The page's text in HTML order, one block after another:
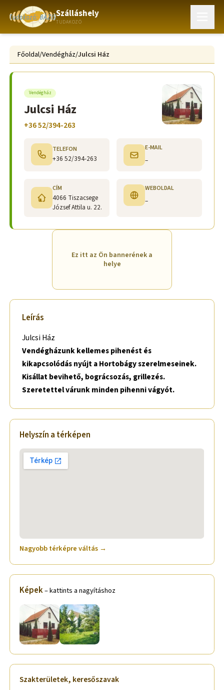
Szálláshely
TUDAKOZÓ
Főoldal/Vendégház/Julcsi Ház
Vendégház
Julcsi Ház
+36 52/394-263
TELEFON
+36 52/394-263
E-MAIL
–
CÍM
4066 Tiszacsege
József Attila u. 22.
WEBOLDAL
–
Ez itt az Ön bannerének a
helye
Leírás
Julcsi Ház
Vendégházunk kellemes pihenést és
kikapcsolódás nyújt a Hortobágy szerelmeseinek.
Kisállat bevihető, bográcsozás, grillezés.
Szeretettel várunk minden pihenni vágyót.
Helyszín a térképen
Nagyobb térképre váltás →
Képek– kattints a nagyításhoz
Szakterületek, keresőszavak